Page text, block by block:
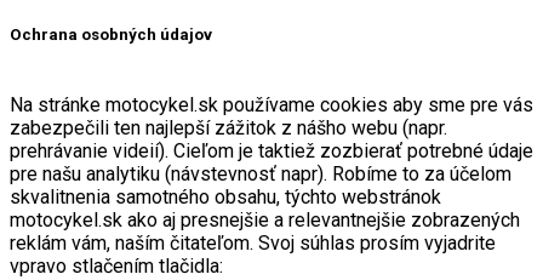
Ochrana osobných údajov
Na stránke motocykel.sk používame cookies aby sme pre vás
zabezpečili ten najlepší zážitok z nášho webu (napr.
prehrávanie videií). Cieľom je taktiež zozbierať potrebné údaje
pre našu analytiku (návstevnosť napr). Robíme to za účelom
skvalitnenia samotného obsahu, týchto webstránok
motocykel.sk ako aj presnejšie a relevantnejšie zobrazených
reklám vám, naším čitateľom. Svoj súhlas prosím vyjadrite
vpravo stlačením tlačidla: